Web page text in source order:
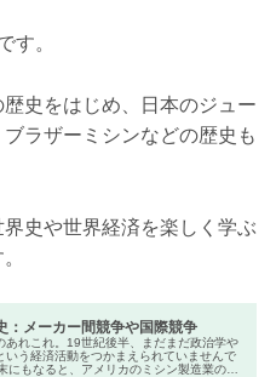
す。
史をはじめ、日本のジュー
ラザーミシンなどの歴史も
史や世界経済を楽しく学ぶ
：メーカー間競争や国際競争
あれこれ。19世紀後半、まだまだ政治学や
いう経済活動をつかまえられていませんで
にもなると、アメリカのミシン製造業の国